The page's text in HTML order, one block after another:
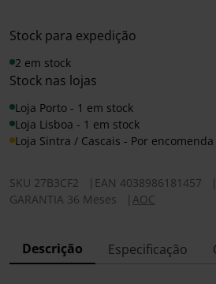
Stock para expedição
2 em stock
Stock nas lojas
Loja Porto - 1 em stock
Loja Lisboa - 1 em stock
Loja Sintra / Cascais - Por encomenda
SKU 27B3CF2 EAN 4038986181457
GARANTIA 36 Meses
AOC
Descrição Especificação